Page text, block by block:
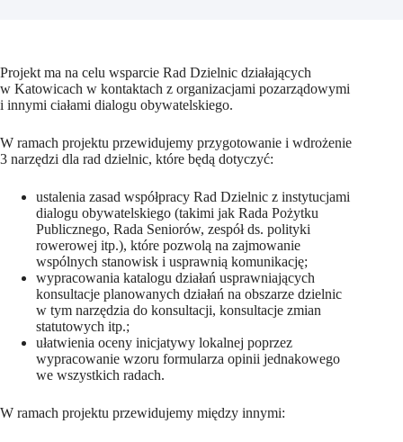
Projekt ma na celu wsparcie Rad Dzielnic działających
w Katowicach w kontaktach z organizacjami pozarządowymi
i innymi ciałami dialogu obywatelskiego.
W ramach projektu przewidujemy przygotowanie i wdrożenie
3 narzędzi dla rad dzielnic, które będą dotyczyć:
ustalenia zasad współpracy Rad Dzielnic z instytucjami
dialogu obywatelskiego (takimi jak Rada Pożytku
Publicznego, Rada Seniorów, zespół ds. polityki
rowerowej itp.), które pozwolą na zajmowanie
wspólnych stanowisk i usprawnią komunikację;
wypracowania katalogu działań usprawniających
konsultacje planowanych działań na obszarze dzielnic
w tym narzędzia do konsultacji, konsultacje zmian
statutowych itp.;
ułatwienia oceny inicjatywy lokalnej poprzez
wypracowanie wzoru formularza opinii jednakowego
we wszystkich radach.
W ramach projektu przewidujemy między innymi: